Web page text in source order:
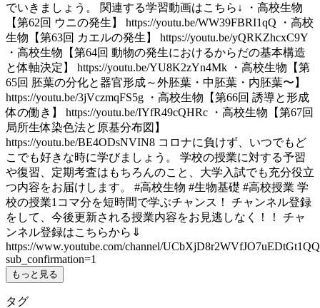
でいきましょう。 関連する学習動画はこちら↓ ・高校生物
【第62回 ウニの発生】 https://youtu.be/WW39FBRI1qQ ・高校
生物【第63回 カエルの発生】 https://youtu.be/yQRKZhcxC9Y
・高校生物【第64回 動物の発生におけるからだの基本構造
と体軸決定】 https://youtu.be/YU8K2zYn4Mk ・高校生物【第
65回 胚葉の分化と器官形成～外胚葉・中胚葉・内胚葉〜】
https://youtu.be/3jVczmqFS5g ・高校生物【第66回 誘導と形成
体の働き】 https://youtu.be/IYfR49cQHRc ・高校生物【第67回
局所生体染色法と原基分布図】
https://youtu.be/BE4ODsNVIN8 コロナに負けず、いつでもど
こでも好きな時に学びましょう。 学校の授業に対する予習
や復習、定期考査はもちろんのこと、大学入試でも充分役立
つ内容をお届けします。 #高校生物 #生物基礎 #高校授業 学
校の授業1コマ分を短時間で学ぶチャンス！ チャンネル登録
をして、今後更新される授業内容をお見逃しなく！！ チャ
ンネル登録はこちらから⇓
https://www.youtube.com/channel/
sub_confirmation=1
もっと見る
タグ